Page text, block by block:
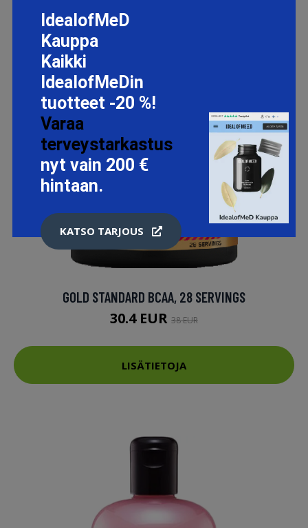
GOLD STANDARD BCAA, 28 SERVINGS
30.4 EUR 38 EUR
LISÄTIETOJA
IdealofMeD
Kauppa
Kaikki
IdealofMeDin
tuotteet -20 %!
Varaa
terveystarkastus
nyt vain 200 €
hintaan.
KATSO TARJOUS